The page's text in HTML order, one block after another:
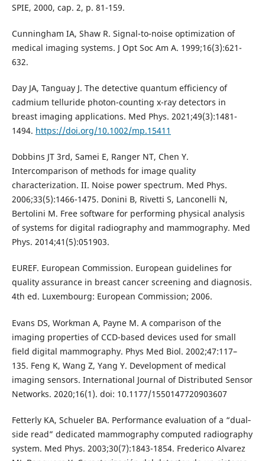
SPIE, 2000, cap. 2, p. 81-159.
Cunningham IA, Shaw R. Signal-to-noise optimization of
medical imaging systems. J Opt Soc Am A. 1999;16(3):621-
632.
Day JA, Tanguay J. The detective quantum efficiency of
cadmium telluride photon-counting x-ray detectors in
breast imaging applications. Med Phys. 2021;49(3):1481-
1494. https://doi.org/10.1002/mp.15411
Dobbins JT 3rd, Samei E, Ranger NT, Chen Y.
Intercomparison of methods for image quality
characterization. II. Noise power spectrum. Med Phys.
2006;33(5):1466-1475. Donini B, Rivetti S, Lanconelli N,
Bertolini M. Free software for performing physical analysis
of systems for digital radiography and mammography. Med
Phys. 2014;41(5):051903.
EUREF. European Commission. European guidelines for
quality assurance in breast cancer screening and diagnosis.
4th ed. Luxembourg: European Commission; 2006.
Evans DS, Workman A, Payne M. A comparison of the
imaging properties of CCD-based devices used for small
field digital mammography. Phys Med Biol. 2002;47:117–
135. Feng K, Wang Z, Yang Y. Development of medical
imaging sensors. International Journal of Distributed Sensor
Networks. 2020;16(1). doi: 10.1177/1550147720903607
Fetterly KA, Schueler BA. Performance evaluation of a “dual‐
side read” dedicated mammography computed radiography
system. Med Phys. 2003;30(7):1843-1854. Frederico Alvarez